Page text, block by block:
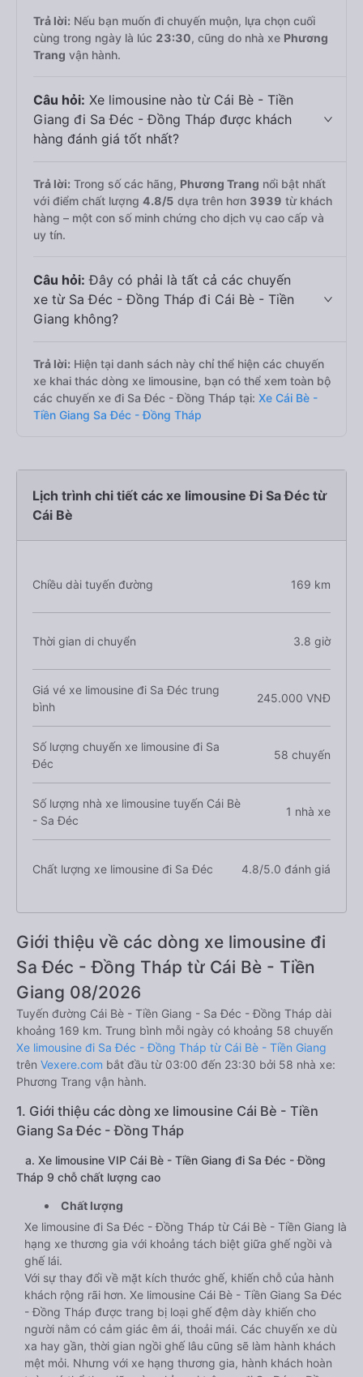
Trả lời: Nếu bạn muốn đi chuyến muộn, lựa chọn cuối
cùng trong ngày là lúc 23:30, cũng do nhà xe Phương
Trang vận hành.
Câu hỏi: Xe limousine nào từ Cái Bè - Tiền
Giang đi Sa Đéc - Đồng Tháp được khách
hàng đánh giá tốt nhất?
Trả lời: Trong số các hãng, Phương Trang nổi bật nhất
với điểm chất lượng 4.8/5 dựa trên hơn 3939 từ khách
hàng – một con số minh chứng cho dịch vụ cao cấp và
uy tín.
Câu hỏi: Đây có phải là tất cả các chuyến
xe từ Sa Đéc - Đồng Tháp đi Cái Bè - Tiền
Giang không?
Trả lời: Hiện tại danh sách này chỉ thể hiện các chuyến
xe khai thác dòng xe limousine, bạn có thể xem toàn bộ
các chuyến xe đi Sa Đéc - Đồng Tháp tại: Xe Cái Bè -
Tiền Giang Sa Đéc - Đồng Tháp
Lịch trình chi tiết các xe limousine Đi Sa Đéc từ
Cái Bè
Chiều dài tuyến đường 169 km
Thời gian di chuyển 3.8 giờ
Giá vé xe limousine đi Sa Đéc trung
bình
245.000 VNĐ
Số lượng chuyến xe limousine đi Sa
Đéc
58 chuyến
Số lượng nhà xe limousine tuyến Cái Bè
- Sa Đéc
1 nhà xe
Chất lượng xe limousine đi Sa Đéc 4.8/5.0 đánh giá
Giới thiệu về các dòng xe limousine đi
Sa Đéc - Đồng Tháp từ Cái Bè - Tiền
Giang 08/2026
Tuyến đường Cái Bè - Tiền Giang - Sa Đéc - Đồng Tháp dài
khoảng 169 km. Trung bình mỗi ngày có khoảng 58 chuyến
Xe limousine đi Sa Đéc - Đồng Tháp từ Cái Bè - Tiền Giang
trên Vexere.com bắt đầu từ 03:00 đến 23:30 bởi 58 nhà xe:
Phương Trang vận hành.
1. Giới thiệu các dòng xe limousine Cái Bè - Tiền
Giang Sa Đéc - Đồng Tháp
a. Xe limousine VIP Cái Bè - Tiền Giang đi Sa Đéc - Đồng
Tháp 9 chỗ chất lượng cao
Chất lượng
Xe limousine đi Sa Đéc - Đồng Tháp từ Cái Bè - Tiền Giang là
hạng xe thương gia với khoảng tách biệt giữa ghế ngồi và
ghế lái.
Với sự thay đổi về mặt kích thước ghế, khiến chỗ của hành
khách rộng rãi hơn. Xe limousine Cái Bè - Tiền Giang Sa Đéc
- Đồng Tháp được trang bị loại ghế đệm dày khiến cho
người nằm có cảm giác êm ái, thoải mái. Các chuyến xe dù
xa hay gần, thời gian ngồi ghế lâu cũng sẽ làm hành khách
mệt mỏi. Nhưng với xe hạng thương gia, hành khách hoàn